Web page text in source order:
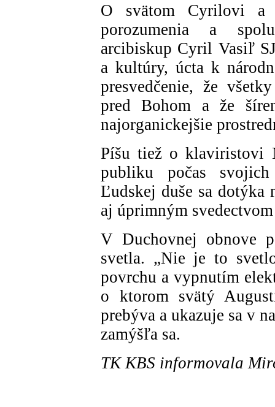
O svätom Cyrilovi a
porozumenia a
arcibiskup Cyril Vasiľ
a kultúry, úcta k
presvedčenie, že
pred Bohom a že
najorganickejšie
Píšu tiež o klaviristovi
publiku počas
Ľudskej duše sa dotýka
aj úprimným
V Duchovnej obnove
svetla. „Nie je to
povrchu a vypnutím
o ktorom svätý
prebýva a ukazuje sa v
zamýšľa sa.
TK KBS informovala